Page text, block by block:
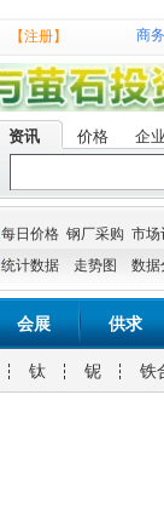
【注册】 商
资讯 价格 企
每日价格 钢厂采购 市场
统计数据
走势图 数据
会展 供求
钛 铌 铁